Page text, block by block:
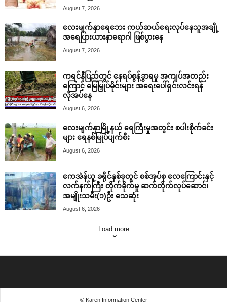
August 7, 2026
လေးမျက်နှာရေဘေး ကယ်ဆယ်ရေးလုပ်နေသူအချို့
အရေပြားယားနာရောဂါ ဖြစ်ပွားနေ
August 7, 2026
ကရင်နီပြည်တွင် နေရပ်စွန့်ခွာရမှု အကျပ်အတည်း
ကြောင့် မြေမြှုပ်မိုင်းများ အရေးပေါ်ရှင်းလင်းရန်
လိုအပ်နေ
August 6, 2026
လေးမျက်နှာမြို့နယ် ရေကြီးမှုအတွင်း စပါးစိုက်ခင်း
များ ရေနစ်မြုပ်ပျက်စီး
August 6, 2026
ကေအဲန်ယူ ခရိုင်နှစ်ခုတွင် စစ်အုပ်စု လေကြောင်းနှင့်
လက်နက်ကြီး တိုက်ခိုက်မှု ဆက်တိုက်လုပ်ဆောင်၊
အမျိုးသမီး(၁)ဦး သေဆုံး
August 6, 2026
Load more
© Karen Information Center